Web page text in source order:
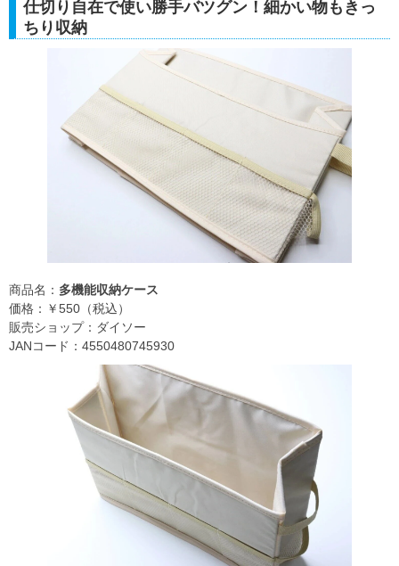
仕切り自在で使い勝手バツグン！細かい物もきっ
ちり収納
商品名： 多機能収納ケース
価格：￥550（税込）
販売ショップ：ダイソー
JANコード：4550480745930